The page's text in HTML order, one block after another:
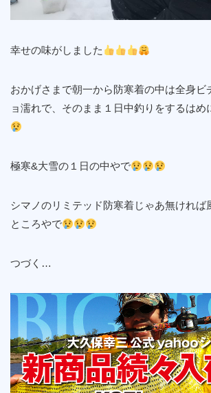
幸せの味がしました
おかげさまで朝一から防寒着の中は全身ビ
ョ濡れで、そのまま１日中釣りをするはめ
極寒&大雪の１日の中やで
シマノのリミテッド防寒着じゃあ無ければ
ところやで
つづく…